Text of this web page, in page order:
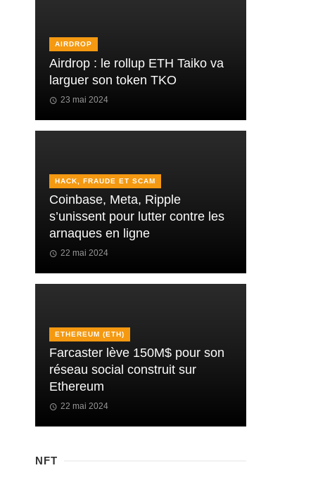
AIRDROP
Airdrop : le rollup ETH Taiko va
larguer son token TKO
23 mai 2024
HACK, FRAUDE ET SCAM
Coinbase, Meta, Ripple
s’unissent pour lutter contre les
arnaques en ligne
22 mai 2024
ETHEREUM (ETH)
Farcaster lève 150M$ pour son
réseau social construit sur
Ethereum
22 mai 2024
NFT